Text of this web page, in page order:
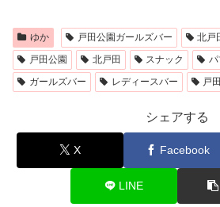
ゆか 戸田公園ガールズバー 北戸
戸田公園
北戸田 スナック
ガールズバー
レディースバー 戸
シェアする
X Facebook
LINE